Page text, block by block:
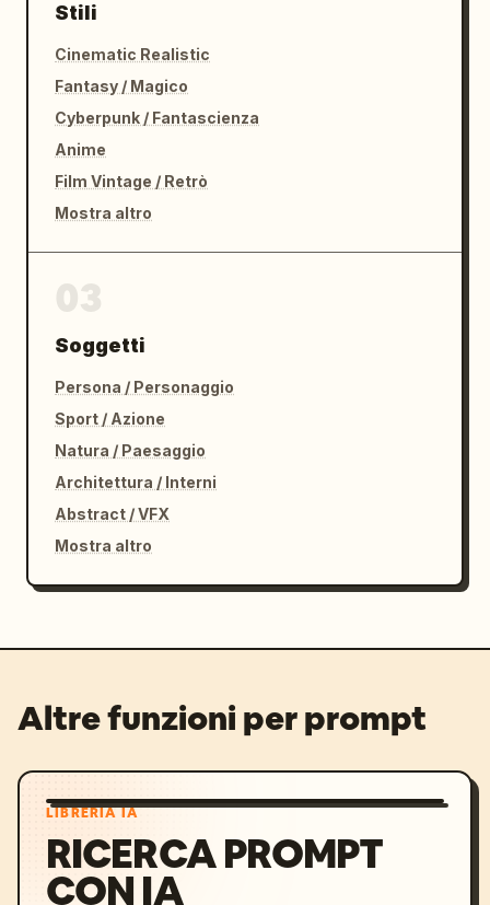
Stili
Cinematic Realistic
Fantasy / Magico
Cyberpunk / Fantascienza
Anime
Film Vintage / Retrò
Mostra altro
Soggetti
Persona / Personaggio
Sport / Azione
Natura / Paesaggio
Architettura / Interni
Abstract / VFX
Mostra altro
Altre funzioni per prompt
LIBRERIA IA
RICERCA PROMPT
CON IA